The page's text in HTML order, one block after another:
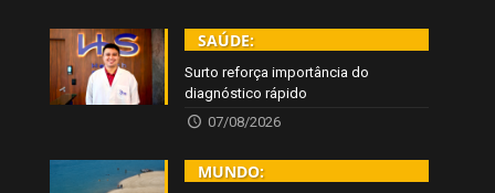
SAÚDE:
Surto reforça importância do
diagnóstico rápido
07/08/2026
MUNDO: